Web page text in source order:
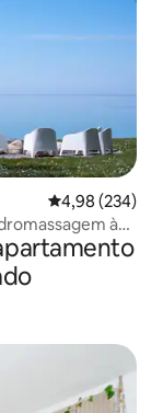
4,98 de uma
4,98 (234)
à